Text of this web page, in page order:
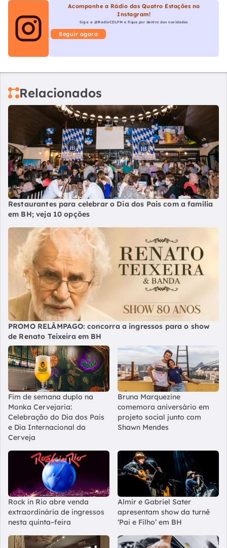
Acompanhe a Rádio das Quatro Estações no
Instagram!
Siga a @RadioCDLFM e fique por dentro das novidades
Seguir agora
Relacionados
Restaurantes para celebrar o Dia dos Pais com a família
em BH; veja 10 opções
PROMO RELÂMPAGO: concorra a ingressos para o show
de Renato Teixeira em BH
Fim de semana duplo na
Monka Cervejaria:
Celebração do Dia dos Pais
e Dia Internacional da
Cerveja
Bruna Marquezine
comemora aniversário em
projeto social junto com
Shawn Mendes
Rock in Rio abre venda
extraordinária de ingressos
nesta quinta–feira
Almir e Gabriel Sater
apresentam show da turnê
‘Pai e Filho’ em BH